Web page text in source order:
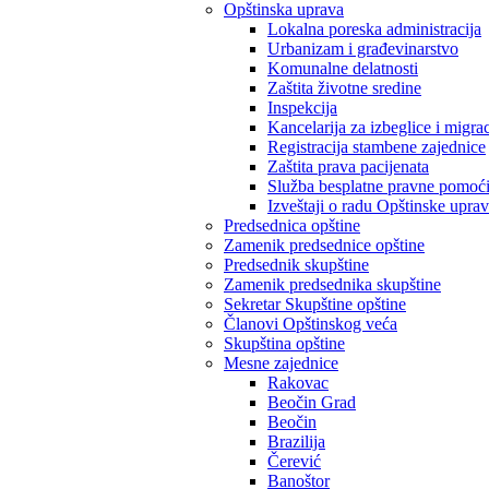
Opštinska uprava
Lokalna poreska administracija
Urbanizam i građevinarstvo
Komunalne delatnosti
Zaštita životne sredine
Inspekcija
Kancelarija za izbeglice i
Registracija stambene zajednice
Zaštita prava pacijenata
Služba besplatne pravne pomoći
Izveštaji o radu Opštinske
Predsednica opštine
Zamenik predsednice opštine
Predsednik skupštine
Zamenik predsednika skupštine
Sekretar Skupštine opštine
Članovi Opštinskog veća
Skupština opštine
Mesne zajednice
Rakovac
Beočin Grad
Beočin
Brazilija
Čerević
Banoštor